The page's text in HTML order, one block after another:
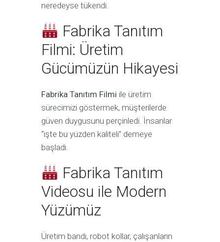
neredeyse tükendi.
Fabrika Tanıtım
Filmi: Üretim
Gücümüzün Hikayesi
Fabrika Tanıtım Filmi ile üretim
sürecimizi göstermek, müşterilerde
güven duygusunu perçinledi. İnsanlar
“işte bu yüzden kaliteli” demeye
başladı.
Fabrika Tanıtım
Videosu ile Modern
Yüzümüz
Üretim bandı, robot kollar, çalışanların